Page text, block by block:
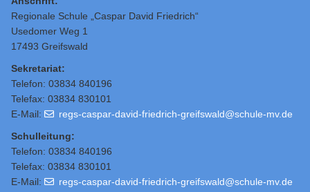
Regionale Schule „Caspar David Friedrich“
Usedomer Weg 1
17493 Greifswald
Sekretariat:
Telefon: 03834 840196
Telefax: 03834 830101
E-Mail:
regs-caspar-david-friedrich-greifswald@schule-mv.de
Schulleitung:
Telefon: 03834 840196
Telefax: 03834 830101
E-Mail:
regs-caspar-david-friedrich-greifswald@schule-mv.de